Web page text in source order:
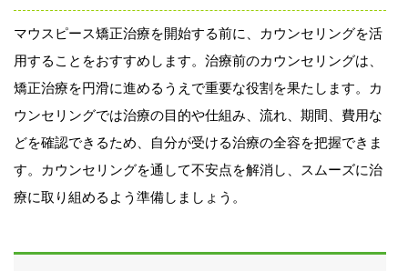
マウスピース矯正治療を開始する前に、カウンセリングを活
用することをおすすめします。治療前のカウンセリングは、
矯正治療を円滑に進めるうえで重要な役割を果たします。カ
ウンセリングでは治療の目的や仕組み、流れ、期間、費用な
どを確認できるため、自分が受ける治療の全容を把握できま
す。カウンセリングを通して不安点を解消し、スムーズに治
療に取り組めるよう準備しましょう。